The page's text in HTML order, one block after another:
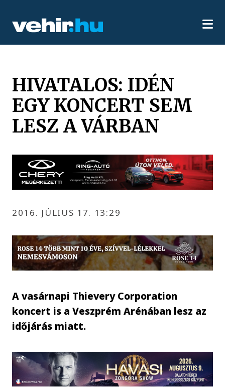
HIVATALOS: IDÉN
EGY KONCERT SEM
LESZ A VÁRBAN
2016. JÚLIUS 17. 13:29
A vasárnapi Thievery Corporation
koncert is a Veszprém Arénában lesz az
időjárás miatt.